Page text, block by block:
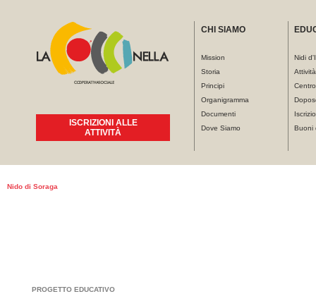
ISCRIZIONI ALLE
ATTIVITÀ
CHI SIAMO
Mission
Storia
Principi
Organigramma
Documenti
Dove Siamo
Nidi
Buoni
Tu sei qui
Nido di Soraga
PROGETTO EDUCATIVO